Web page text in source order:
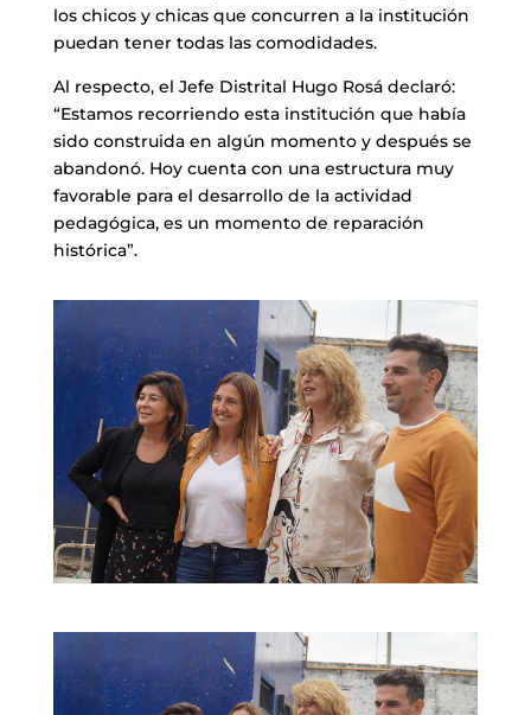
los chicos y chicas que concurren a la institución
puedan tener todas las comodidades.
Al respecto, el Jefe Distrital Hugo Rosá declaró:
“Estamos recorriendo esta institución que había
sido construida en algún momento y después se
abandonó. Hoy cuenta con una estructura muy
favorable para el desarrollo de la actividad
pedagógica, es un momento de reparación
histórica”.